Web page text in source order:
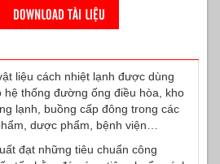
DOWNLOAD TÀI LIỆU
liệu cách nhiệt lạnh được dùng
hệ thống đường ống điều hòa, kho
lạnh, buồng cấp đông trong các
dược phẩm, bệnh viện…
đạt những tiêu chuẩn công